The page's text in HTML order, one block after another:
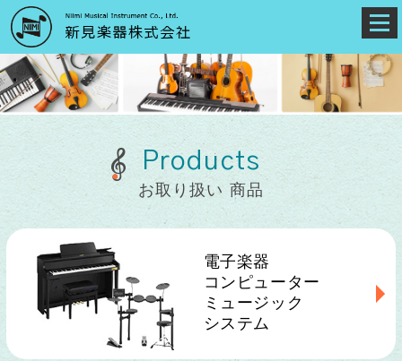
Products
お取り扱い 商品
電子楽器
コンピューター
ミュージック
システム